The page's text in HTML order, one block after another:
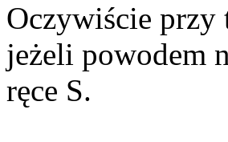
Oczywiście przy
jeżeli powodem
ręce S.